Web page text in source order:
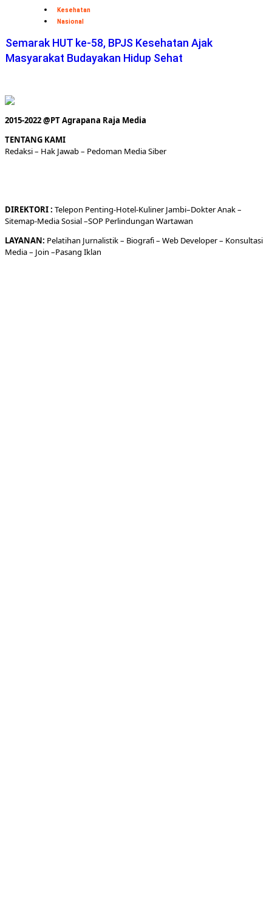
Kesehatan
Nasional
Semarak HUT ke-58, BPJS Kesehatan Ajak
Masyarakat Budayakan Hidup Sehat
2015-2022 @PT Agrapana Raja Media
TENTANG KAMI
Redaksi– Hak Jawab – Pedoman Media Siber
DIREKTORI: Telepon Penting-Hotel-KulinerJambi–DokterAnak –
Sitemap-Media Sosial –SOP Perlindungan Wartawan
LAYANAN: Pelatihan Jurnalistik – Biografi– Web Developer– Konsultasi
Media– Join –Pasang Iklan